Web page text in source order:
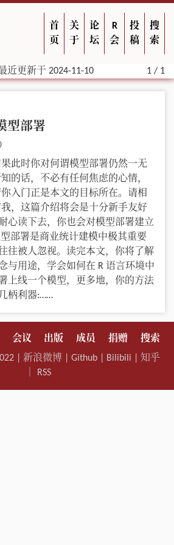
首
页
关
于
论
坛
R
会
投
稿
搜
索
近更新于 2024-11-10 1 / 1
型部署
此时你对何谓模型部署仍然一无
的话，不必有任何焦虑的心情，
你入门正是本文的目标所在。请相
，这篇介绍将会是十分新手友好
心读下去，你也会对模型部署建立
部署是商业统计建模中极其重要
往被人忽视。读完本文，你将了解
与用途，学会如何在 R 语言环境中
上线一个模型，更多地，你的方法
柄利器:……
会议 出版 成员 捐赠
搜索
| 新浪微博 Github Bilibili
知乎
RSS